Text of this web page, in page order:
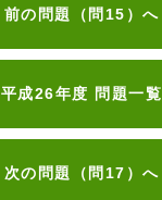
前の問題（問15）へ
平成26年度 問題一覧
次の問題（問17）へ